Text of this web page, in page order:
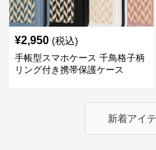
¥2,950 (税込)
手帳型スマホケース 千鳥格子柄
リング付き携帯保護ケース
新着アイ